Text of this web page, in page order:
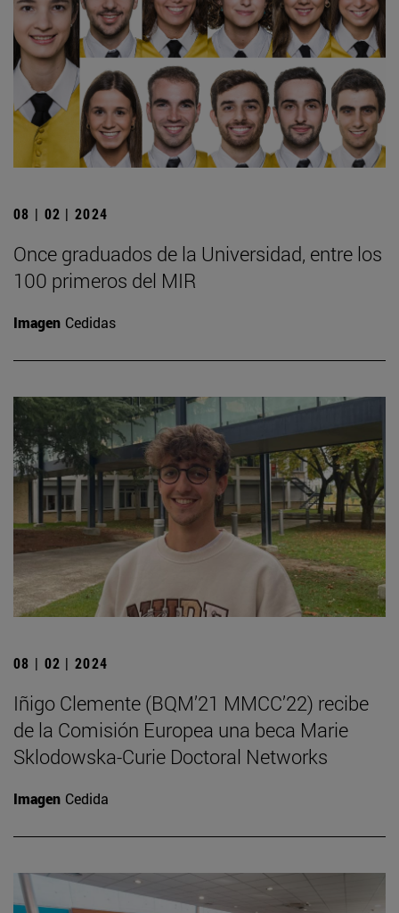
08 | 02 | 2024
Once graduados de la Universidad, entre los
100 primeros del MIR
Imagen Cedidas
08 | 02 | 2024
Iñigo Clemente (BQM’21 MMCC’22) recibe
de la Comisión Europea una beca Marie
Sklodowska-Curie Doctoral Networks
Imagen Cedida